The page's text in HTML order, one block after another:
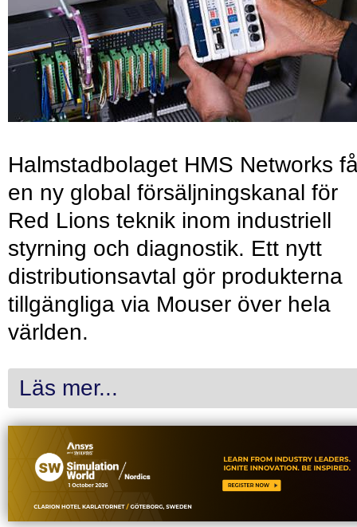
Halmstadbolaget HMS Networks
en ny global försäljningskanal för
Red Lions teknik inom industriell
styrning och diagnostik. Ett nytt
distributionsavtal gör produkterna
tillgängliga via Mouser över hela
världen.
Läs mer...